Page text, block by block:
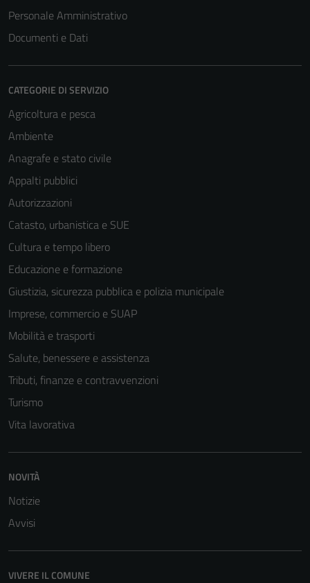
Personale Amministrativo
Documenti e Dati
CATEGORIE DI SERVIZIO
Agricoltura e pesca
Ambiente
Anagrafe e stato civile
Appalti pubblici
Autorizzazioni
Catasto, urbanistica e SUE
Cultura e tempo libero
Educazione e formazione
Giustizia, sicurezza pubblica e polizia municipale
Imprese, commercio e SUAP
Mobilità e trasporti
Salute, benessere e assistenza
Tributi, finanze e contravvenzioni
Turismo
Vita lavorativa
NOVITÀ
Notizie
Avvisi
VIVERE IL COMUNE